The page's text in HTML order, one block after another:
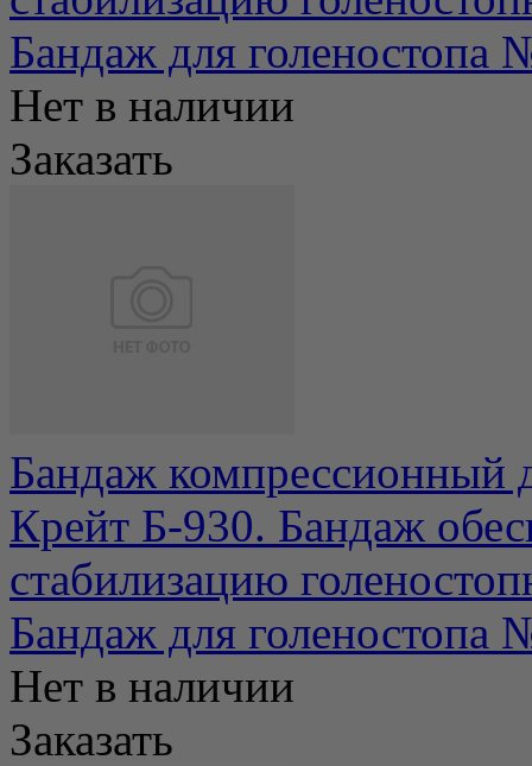
Бандаж для голеностопа
Нет в наличии
Заказать
Бандаж компрессионный
Крейт Б-930. Бандаж
стабилизацию
Бандаж для голеностопа
Нет в наличии
Заказать